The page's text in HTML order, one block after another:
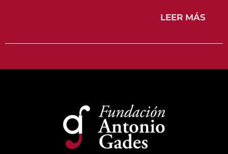
LEER MÁS